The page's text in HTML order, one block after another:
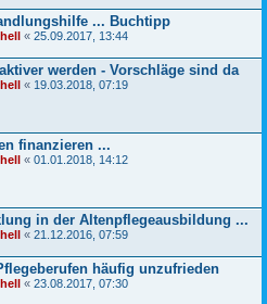
... Buchtipp
« 25.09.2017, 13:44
werden - Vorschläge sind da
« 19.03.2018, 07:19
finanzieren ...
« 01.01.2018, 14:12
in der Altenpflegeausbildung ...
« 21.12.2016, 07:59
häufig unzufrieden
« 23.08.2017, 07:30